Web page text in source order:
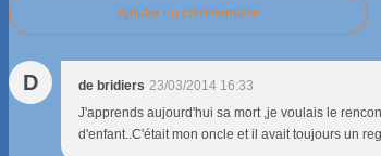
Ajouter un commentaire
D de bridiers 23/03/2014 16:33
J'apprends aujourd'hui sa mort ,je voulais le
d'enfant..C'était mon oncle et il avait toujours un